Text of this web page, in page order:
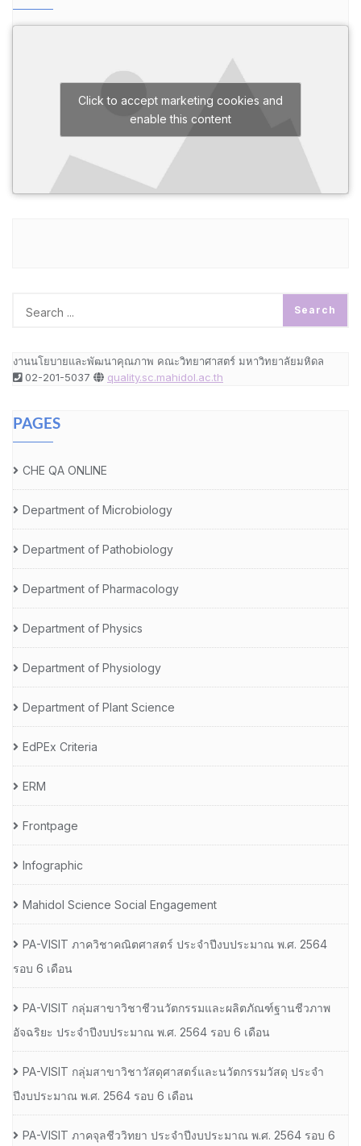
Click to accept marketing cookies and
enable this content
งานนโยบายและพัฒนาคุณภาพ คณะวิทยาศาสตร์ มหาวิทยาลัยมหิดล
02-201-5037
quality.sc.mahidol.ac.th
PAGES
CHE QA ONLINE
Department of Microbiology
Department of Pathobiology
Department of Pharmacology
Department of Physics
Department of Physiology
Department of Plant Science
EdPEx Criteria
ERM
Frontpage
Infographic
Mahidol Science Social Engagement
PA-VISIT ภาควิชาคณิตศาสตร์ ประจำปีงบประมาณ พ.ศ. 2564
รอบ 6 เดือน
PA-VISIT กลุ่มสาขาวิชาชีวนวัตกรรมและผลิตภัณฑ์ฐานชีวภาพ
อัจฉริยะ ประจำปีงบประมาณ พ.ศ. 2564 รอบ 6 เดือน
PA-VISIT กลุ่มสาขาวิชาวัสดุศาสตร์และนวัตกรรมวัสดุ ประจำ
ปีงบประมาณ พ.ศ. 2564 รอบ 6 เดือน
PA-VISIT ภาคจุลชีววิทยา ประจำปีงบประมาณ พ.ศ. 2564 รอบ 6